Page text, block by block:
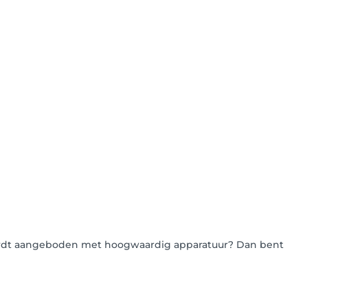
aangeboden met hoogwaardig apparatuur? Dan bent